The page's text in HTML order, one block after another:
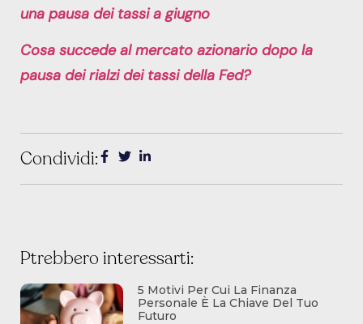
una pausa dei tassi a giugno
Cosa succede al mercato azionario dopo la
pausa dei rialzi dei tassi della Fed?
Condividi:
Ptrebbero interessarti:
5 Motivi Per Cui La Finanza
Personale È La Chiave Del Tuo
Futuro